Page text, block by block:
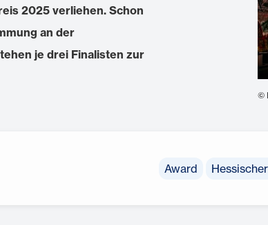
2025 verliehen. Schon
an der
je drei Finalisten zur
©
Award